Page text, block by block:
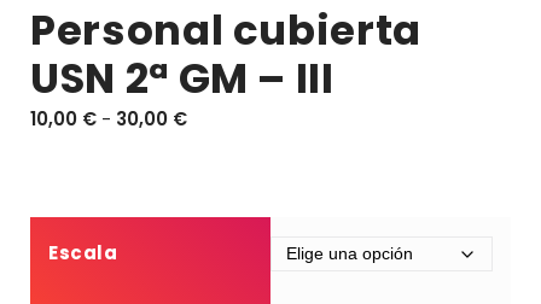
Personal cubierta
USN 2ª GM – III
10,00 € - 30,00 €R
o
Escala